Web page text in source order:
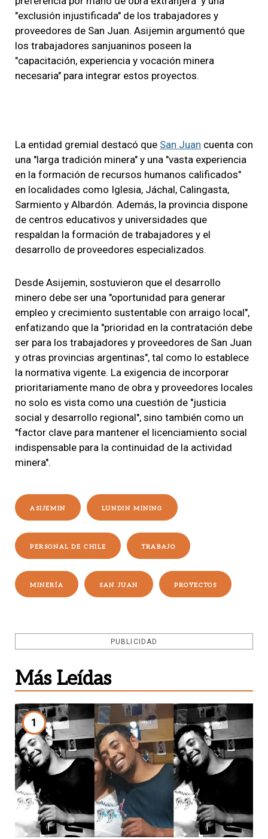
"exclusión injustificada" de los trabajadores y
proveedores de San Juan. Asijemin argumentó que
los trabajadores sanjuaninos poseen la
"capacitación, experiencia y vocación minera
necesaria" para integrar estos proyectos.
La entidad gremial destacó que San Juan cuenta con
una "larga tradición minera" y una "vasta experiencia
en la formación de recursos humanos calificados"
en localidades como Iglesia, Jáchal, Calingasta,
Sarmiento y Albardón. Además, la provincia dispone
de centros educativos y universidades que
respaldan la formación de trabajadores y el
desarrollo de proveedores especializados.
Desde Asijemin, sostuvieron que el desarrollo
minero debe ser una "oportunidad para generar
empleo y crecimiento sustentable con arraigo local",
enfatizando que la "prioridad en la contratación debe
ser para los trabajadores y proveedores de San Juan
y otras provincias argentinas", tal como lo establece
la normativa vigente. La exigencia de incorporar
prioritariamente mano de obra y proveedores locales
no solo es vista como una cuestión de "justicia
social y desarrollo regional", sino también como un
"factor clave para mantener el licenciamiento social
indispensable para la continuidad de la actividad
minera".
ASIJEMIN LUNDIN MINING
PERSONAL DE CHILE TRABAJO
MINERÍA SAN JUAN PROYECTOS
PUBLICIDAD
Más Leídas
1